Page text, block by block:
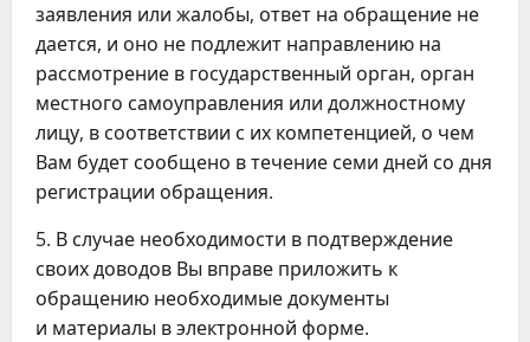
заявления или жалобы, ответ на обращение не
дается, и оно не подлежит направлению на
рассмотрение в государственный орган, орган
местного самоуправления или должностному
лицу, в соответствии с их компетенцией, о чем
Вам будет сообщено в течение семи дней со дня
регистрации обращения.
5. В случае необходимости в подтверждение
своих доводов Вы вправе приложить к
обращению необходимые документы
и материалы в электронной форме.